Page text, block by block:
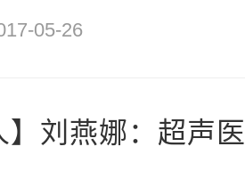
05-26
】刘燕娜：超声